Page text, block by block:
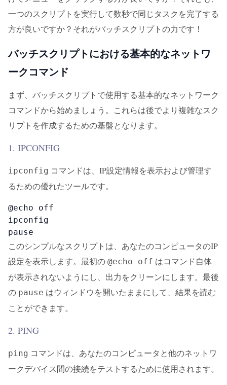
一つのスクリプトを実行して数秒で同じタスクを完了する
方が良いですか？それがバッチスクリプトの力です！
バッチスクリプトにおける基本的なネットワ
ークコマンド
まず、バッチスクリプトで使用する基本的なネットワーク
コマンドから始めましょう。これらは後でより複雑なスク
リプトを作成するための基盤となります。
1. IPCONFIG
ipconfig コマンドは、IP設定情報を表示および管理す
るための優れたツールです。
@echo off
ipconfig
pause
このシンプルなスクリプトは、あなたのコンピュータのIP
設定を表示します。最初の @echo off はコマンド自体
が表示されないようにし、出力をクリーンにします。最後
の pause はウィンドウを開いたままにして、結果を読む
ことができます。
2. PING
ping コマンドは、あなたのコンピュータと他のネットワ
ークデバイス間の接続をテストするために使用されます。